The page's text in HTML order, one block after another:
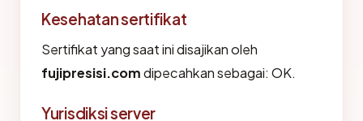
Kesehatan sertifikat
Sertifikat yang saat ini disajikan oleh
fujipresisi.comdipecahkan sebagai: OK.
Yurisdiksi server